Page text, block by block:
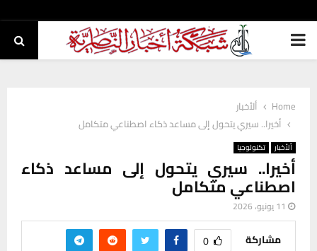
PRIMARY
Home
ألأخبار
أخيرا.. سيري يتحول إلى مساعد ذكاء اصطناعي متكامل
ألأخبار تكنولوجيا
أخيرا.. سيري يتحول إلى مساعد ذكاء
اصطناعي متكامل
11 يونيو، 2026
مشاركة 0